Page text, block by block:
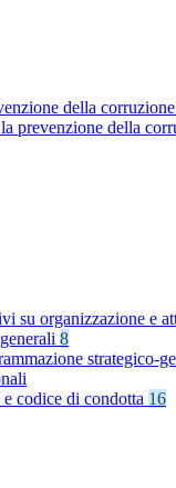
della
prevenzione della
su organizzazione e
8
strategico-
codice di condotta 16